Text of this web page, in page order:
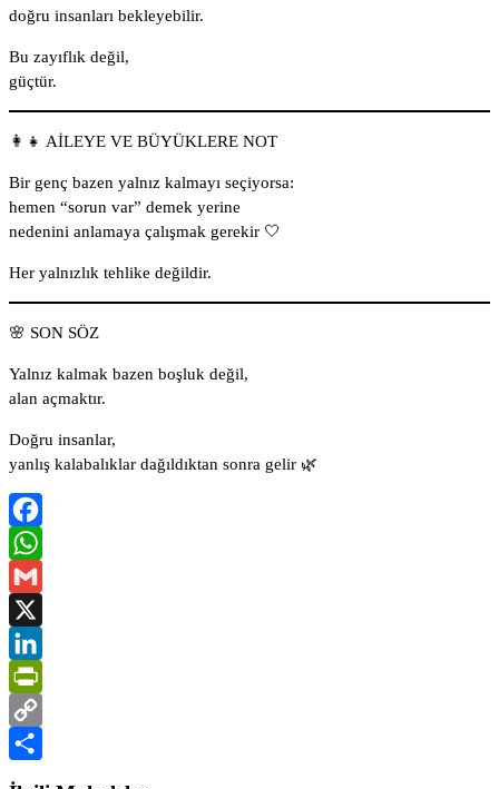
doğru insanları bekleyebilir.
Bu zayıflık değil,
güçtür.
👩‍👧 AİLEYE VE BÜYÜKLERE NOT
Bir genç bazen yalnız kalmayı seçiyorsa:
hemen “sorun var” demek yerine
nedenini anlamaya çalışmak gerekir 🤍
Her yalnızlık tehlike değildir.
🌸 SON SÖZ
Yalnız kalmak bazen boşluk değil,
alan açmaktır.
Doğru insanlar,
yanlış kalabalıklar dağıldıktan sonra gelir 🌿
Facebook
WhatsApp
Gmail
X
LinkedIn
PrintFriendly
Copy
Link
Share